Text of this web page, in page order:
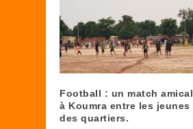
Football : un match amical
à Koumra entre les jeunes
des quartiers.